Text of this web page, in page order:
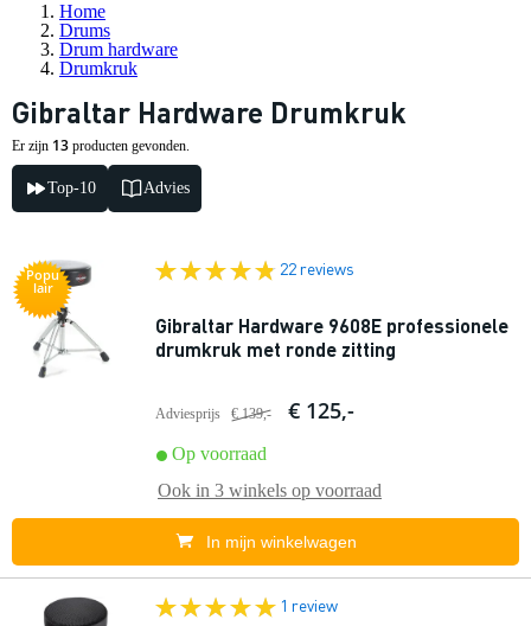
Home
Drums
Drum hardware
Drumkruk
Gibraltar Hardware Drumkruk
Er zijn 13 producten gevonden.
Top-10 Advies
Popu
lair
22 reviews
Gibraltar Hardware 9608E professionele
drumkruk met ronde zitting
Adviesprijs € 139,- € 125,-
Op voorraad
Ook in 3 winkels op voorraad
In mijn winkelwagen
1 review